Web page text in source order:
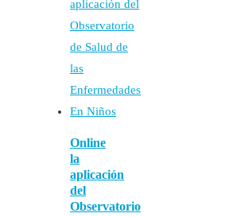
Online
la
aplicación
del
Observatorio